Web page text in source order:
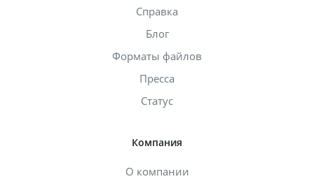
Справка
Блог
Форматы файлов
Пресса
Статус
Компания
О компании